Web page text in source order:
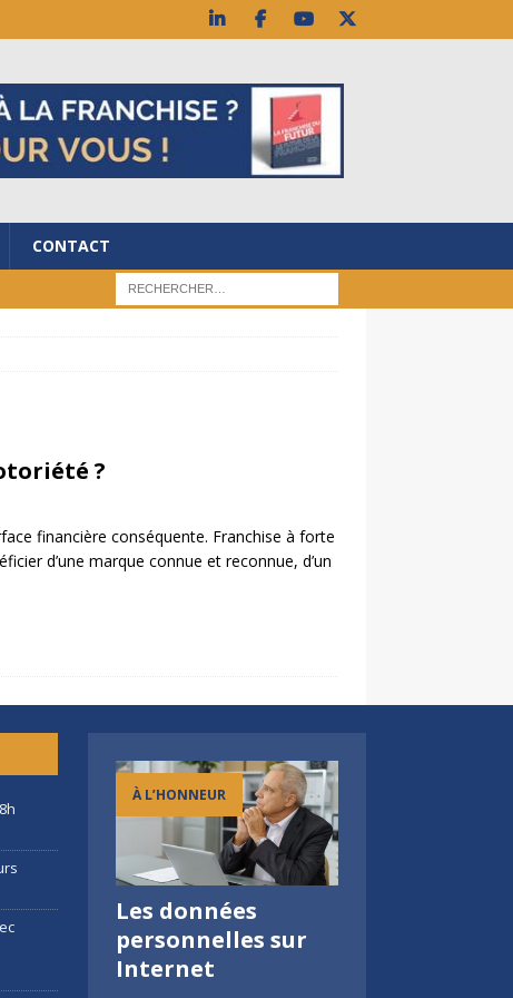
CONTACT
?
financière conséquente. Franchise à forte
d’une marque connue et reconnue, d’un
Prêts à doubler les
frontières avec
nous ?
À L’HONNEUR
Les données
personnelles sur
Internet